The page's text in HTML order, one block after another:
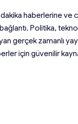
haberlerine ve
Politika,
gerçek zamanlı
için güvenilir